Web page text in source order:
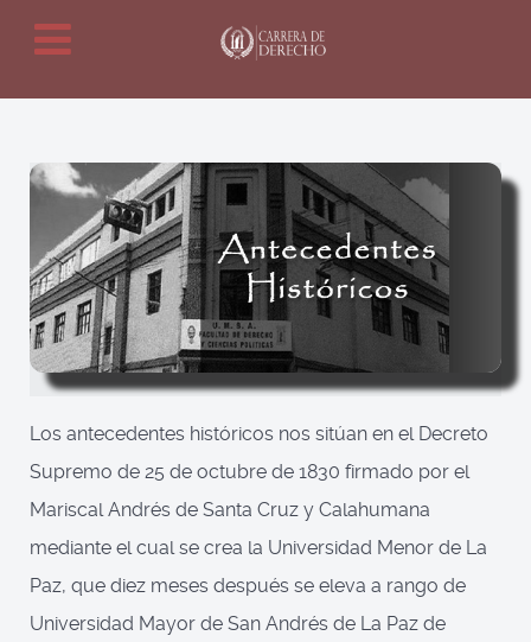
Los antecedentes históricos nos sitúan en el Decreto
Supremo de 25 de octubre de 1830 firmado por el
Mariscal Andrés de Santa Cruz y Calahumana
mediante el cual se crea la Universidad Menor de La
Paz, que diez meses después se eleva a rango de
Universidad Mayor de San Andrés de La Paz de